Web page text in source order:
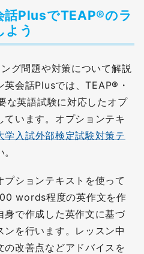
話PlusでTEAP®のラ
よう
グ問題や対策について解説
英会話Plusでは、TEAP®・
な英語試験に対応したオプ
ています。オプションテキ
学入試外部検定試験対策テ
ションテキストを使って
words程度の英作文を作
身で作成した英作文に基づ
を行います。レッスン中
の改善点などアドバイスを